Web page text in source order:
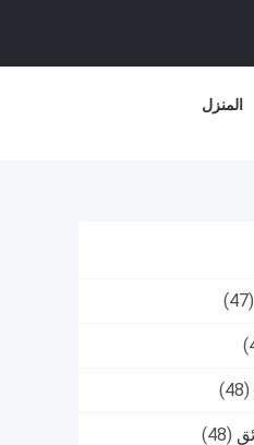
المنزل
(47)
(48)
(48)